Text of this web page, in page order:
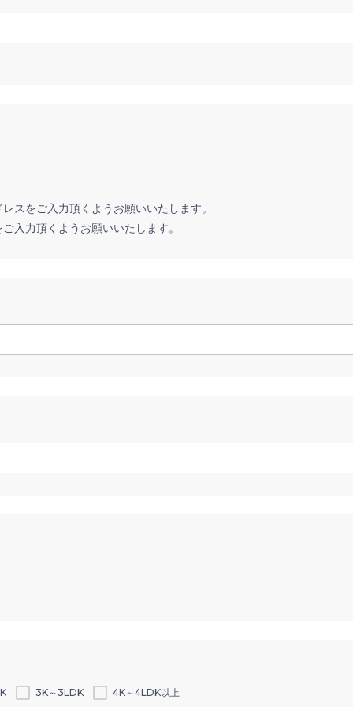
スをご入力頂くようお願いいたします。
入力頂くようお願いいたします。
3K～3LDK 4K～4LDK以上